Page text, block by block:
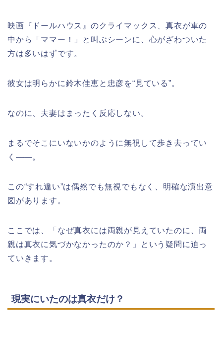
映画『ドールハウス』のクライマックス、真衣が車の
中から「ママー！」と叫ぶシーンに、心がざわついた
方は多いはずです。
彼女は明らかに鈴木佳恵と忠彦を“見ている”。
なのに、夫妻はまったく反応しない。
まるでそこにいないかのように無視して歩き去ってい
く――。
この“すれ違い”は偶然でも無視でもなく、明確な演出意
図があります。
ここでは、「なぜ真衣には両親が見えていたのに、両
親は真衣に気づかなかったのか？」という疑問に迫っ
ていきます。
現実にいたのは真衣だけ？